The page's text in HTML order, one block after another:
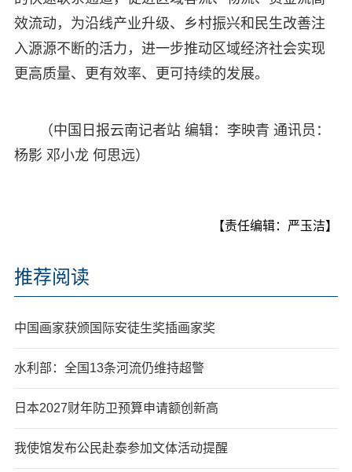
效流动，为沿线产业升级、乡村振兴和民生改善注
入源源不断的活力，进一步推动区域经济社会实现
更高质量、更有效率、更可持续的发展。
（中国日报云南记者站 编辑：李映青 通讯员：
杨影 邓小龙 何思远）
【责任编辑：严玉洁】
推荐阅读
中国画家获颁国际安徒生奖插画家奖
水利部：全国13条河流仍维持超警
日本2027财年防卫预算申请额创新高
我使馆发布公民赴泰参加文体活动提醒